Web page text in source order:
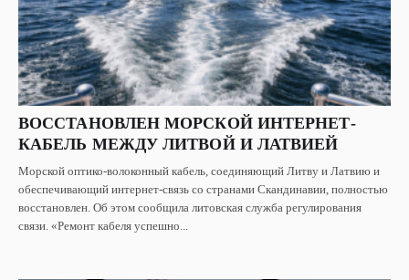
ВОССТАНОВЛЕН МОРСКОЙ ИНТЕРНЕТ-
КАБЕЛЬ МЕЖДУ ЛИТВОЙ И ЛАТВИЕЙ
Морской оптико-волоконный кабель, соединяющий Литву и Латвию и
обеспечивающий интернет-связь со странами Скандинавии, полностью
восстановлен. Об этом сообщила литовская служба регулирования
связи. «Ремонт кабеля успешно...